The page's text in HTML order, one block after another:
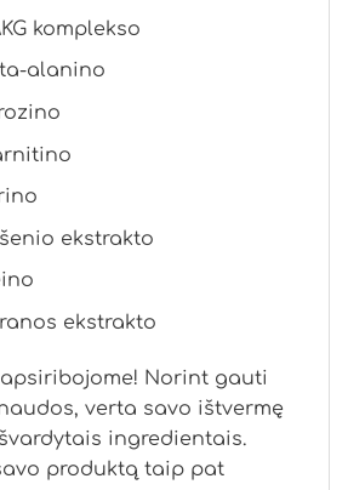
komplekso
alanino
ekstrakto
ekstrakto
Norint gauti
verta savo ištvermę
ingredientais.
produktą taip pat